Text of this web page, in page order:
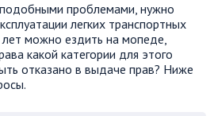
проблемами, нужно
легких транспортных
лет можно ездить на мопеде,
какой категории для этого
отказано в выдаче прав? Ниже